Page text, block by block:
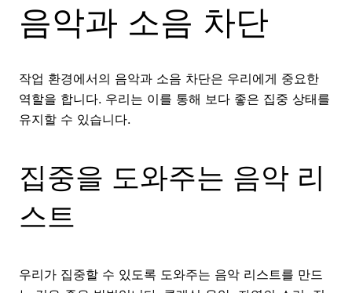
음악과 소음 차단
작업 환경에서의 음악과 소음 차단은 우리에게 중요한
역할을 합니다. 우리는 이를 통해 보다 좋은 집중 상태를
유지할 수 있습니다.
집중을 도와주는 음악 리
스트
우리가 집중할 수 있도록 도와주는 음악 리스트를 만드